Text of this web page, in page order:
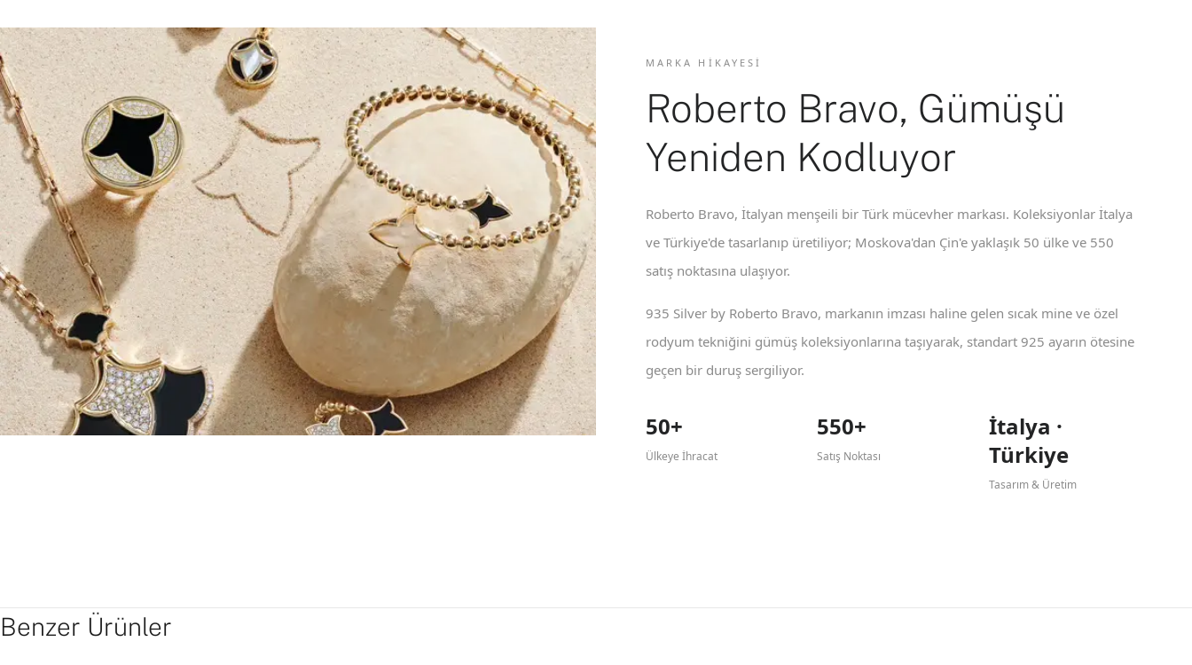
MARKA HIKAYESI
Roberto Bravo, Gümüşü
Yeniden Kodluyor
Roberto Bravo, İtalyan menşeili bir Türk mücevher markası. Koleksiyonlar İtalya
ve Türkiye'de tasarlanıp üretiliyor; Moskova'dan Çin'e yaklaşık 50 ülke ve 550
satış noktasına ulaşıyor.
935 Silver by Roberto Bravo, markanın imzası haline gelen sıcak mine ve özel
rodyum tekniğini gümüş koleksiyonlarına taşıyarak, standart 925 ayarın ötesine
geçen bir duruş sergiliyor.
50+
Ülkeye İhracat
550+
Satış Noktası
İtalya ·
Türkiye
Tasarım & Üretim
Benzer Ürünler